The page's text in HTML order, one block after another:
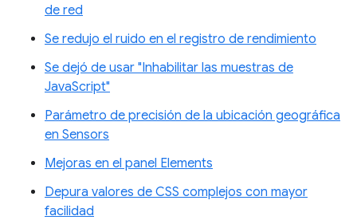
de red
Se redujo el ruido en el registro de rendimiento
Se dejó de usar "Inhabilitar las muestras de
JavaScript"
Parámetro de precisión de la ubicación geográfica
en Sensors
Mejoras en el panel Elements
Depura valores de CSS complejos con mayor
facilidad